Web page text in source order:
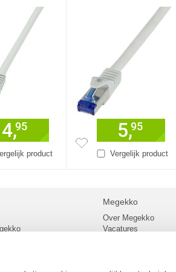
product
4,95
Vergelijk product
5,95
Megekko
Over Megekko
Vacatures